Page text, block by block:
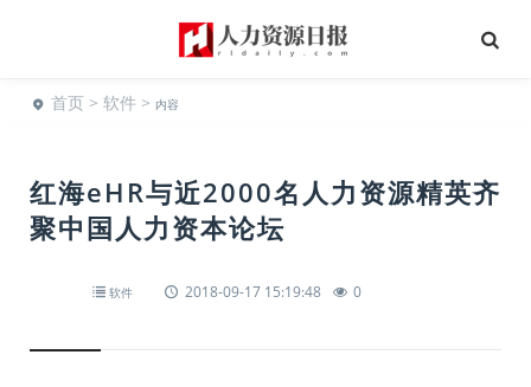
首页 > 软件 > 内容
红海eHR与近2000名人力资源精英齐
聚中国人力资本论坛
软件 2018-09-17 15:19:48 0